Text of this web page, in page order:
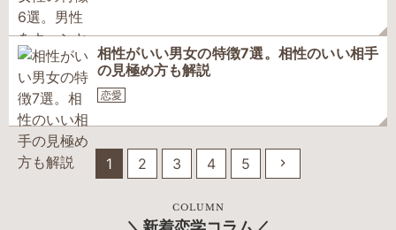
相性がいい男女の特徴7選。相性のいい相手
の見極め方も解説
恋愛
1 2 3 4 5
COLUMN